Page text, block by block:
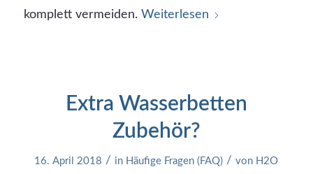
komplett vermeiden. Weiterlesen
Extra Wasserbetten
Zubehör?
16. April 2018 / in Häufige Fragen (FAQ) / von H2O